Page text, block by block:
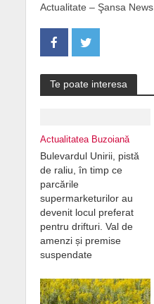
Actualitate – Şansa News
Te poate interesa
Actualitatea Buzoiană
Bulevardul Unirii, pistă
de raliu, în timp ce
parcările
supermarketurilor au
devenit locul preferat
pentru drifturi. Val de
amenzi și premise
suspendate